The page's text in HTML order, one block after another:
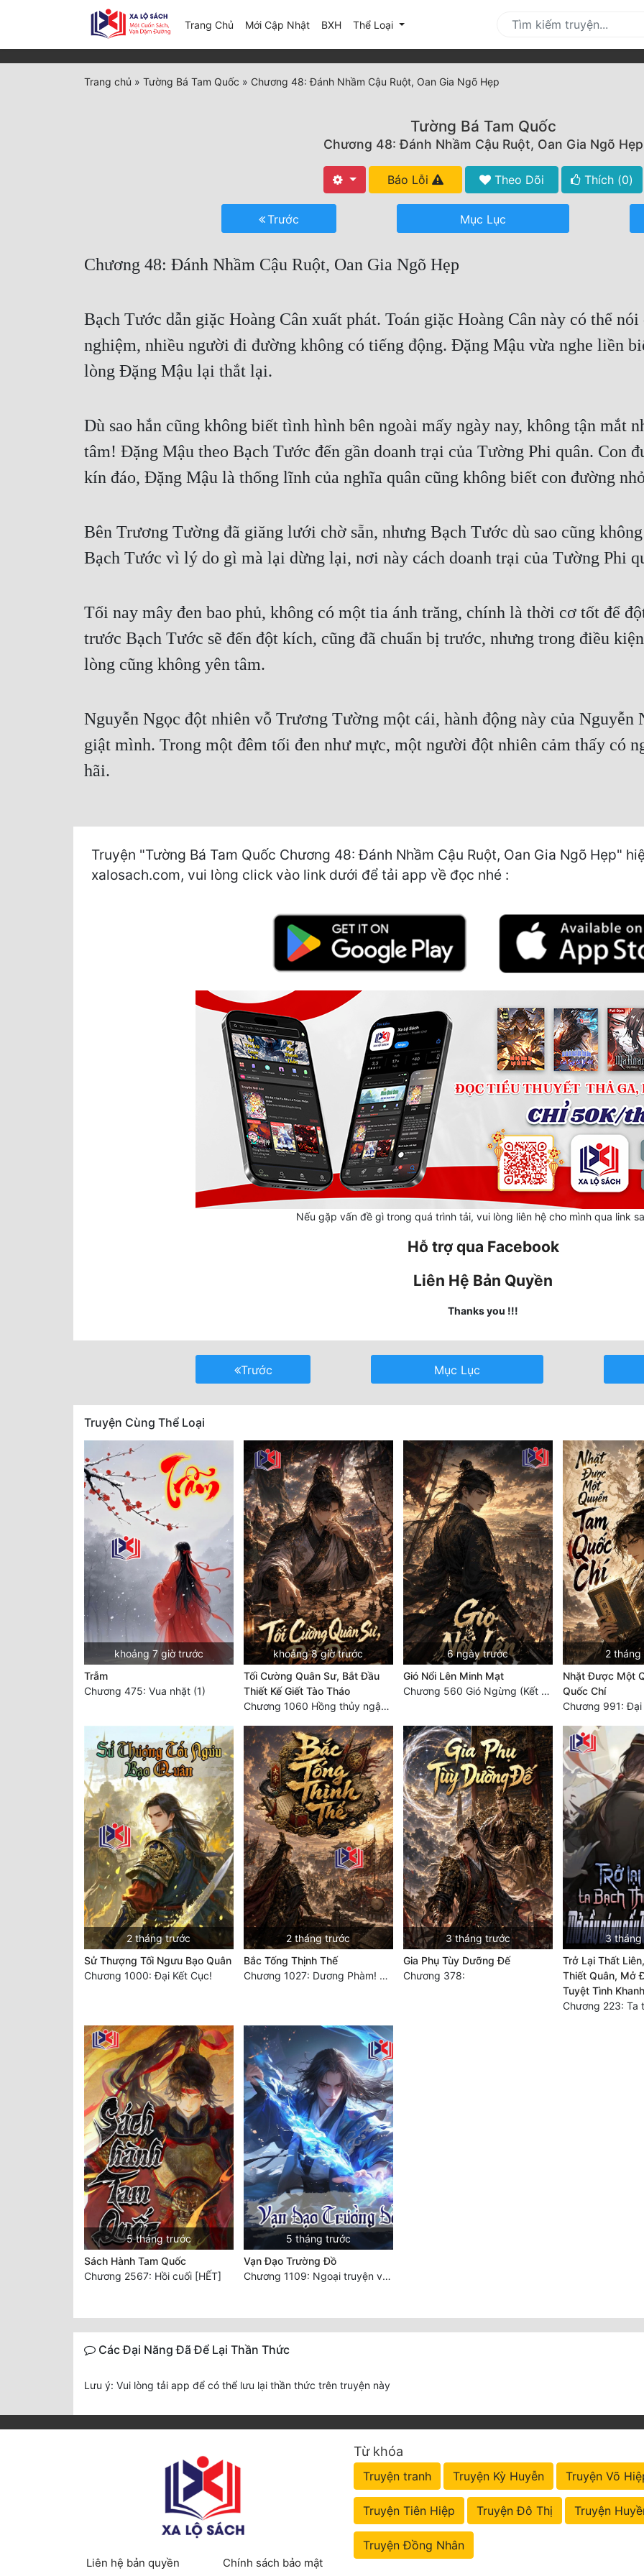
Trang Chủ Mới Cập Nhật(current)
BXH Thể Loại
Trang chủ » Tường Bá Tam Quốc » Chương 48: Đánh Nhầm Cậu Ruột, Oan Gia Ngõ Hẹp
Tường Bá Tam Quốc
Chương 48: Đánh Nhầm Cậu Ruột, Oan Gia Ngõ Hẹp
Báo Lỗi Theo Dõi Thích (0)
Trước Mục Lục
Chương 48: Đánh Nhầm Cậu Ruột, Oan Gia Ngõ Hẹp
Bạch Tước dẫn giặc Hoàng Cân xuất phát. Toán giặc Hoàng Cân này có thể
nghiệm, nhiều người đi đường không có tiếng động. Đặng Mậu vừa nghe liền
lòng Đặng Mậu lại thắt lại.
Dù sao hắn cũng không biết tình hình bên ngoài mấy ngày nay, không tận mắt
tâm! Đặng Mậu theo Bạch Tước đến gần doanh trại của Tường Phi quân. Con
kín đáo, Đặng Mậu là thống lĩnh của nghĩa quân cũng không biết con đường
Bên Trương Tường đã giăng lưới chờ sẵn, nhưng Bạch Tước dù sao cũng
Bạch Tước vì lý do gì mà lại dừng lại, nơi này cách doanh trại của Tường Phi
Tối nay mây đen bao phủ, không có một tia ánh trăng, chính là thời cơ tốt để
trước Bạch Tước sẽ đến đột kích, cũng đã chuẩn bị trước, nhưng trong điều
lòng cũng không yên tâm.
Nguyễn Ngọc đột nhiên vỗ Trương Tường một cái, hành động này của
giật mình. Trong một đêm tối đen như mực, một người đột nhiên cảm thấy có
hãi.
Truyện "Tường Bá Tam Quốc Chương 48: Đánh Nhầm Cậu Ruột, Oan Gia Ngõ Hẹp"
xalosach.com, vui lòng click vào link dưới để tải app về đọc nhé :
Nếu gặp vấn đề gì trong quá trình tải, vui lòng liên hệ cho mình qua link
Hỗ trợ qua Facebook
Liên Hệ Bản Quyền
Thanks you !!!
Trước Mục Lục
Truyện Cùng Thể Loại
khoảng 7 giờ trước
Trẫm
Chương 475: Vua nhặt (1)
khoảng 8 giờ trước
Tối Cường Quân Sư, Bắt Đầu
Thiết Kế Giết Tào Tháo
Chương 1060 Hồng thủy ngập trời, thời khắc tuyệt vọng (2/2)
6 ngày trước
Gió Nổi Lên Minh Mạt
Chương 560 Gió Ngừng (Kết Cục)
2
Nhặt Được Một
Quốc Chí
2 tháng trước
Sử Thượng Tối Ngưu Bạo Quân
Chương 1000: Đại Kết Cục!
2 tháng trước
Bắc Tống Thịnh Thế
Chương 1027: Dương Phàm! Viễn Hàng!
3 tháng trước
Gia Phụ Tùy Dưỡng Đế
Chương 378:
3
Trở Lại Thất
Thiết Quân, Mở
Tuyệt Tình Khanh
5 tháng trước
Sách Hành Tam Quốc
Chương 2567: Hồi cuối [HẾT]
5 tháng trước
Vạn Đạo Trường Đồ
Chương 1109: Ngoại truyện và Lời bạt
Các Đại Năng Đã Để Lại Thần Thức
Lưu ý: Vui lòng tải app để có thể lưu lại thần thức trên truyện này
Liên hệ bản quyền Chính sách bảo mật
Từ khóa
Truyện tranh Truyện Kỳ Huyễn Truyện Võ
Truyện Tiên Hiệp Truyện Đô Thị Truyện
Truyện Đồng Nhân